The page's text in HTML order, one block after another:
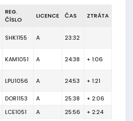
REG.
ČÍSLO
LICENCE ČAS ZTRÁTA
SHK1155 A 23:32
KAM1051 A 24:38 + 1:06
LPU1056 A 24:53 + 1:21
DOR1153 A 25:38
+ 2:06
LCE1051 A 25:56 + 2:24